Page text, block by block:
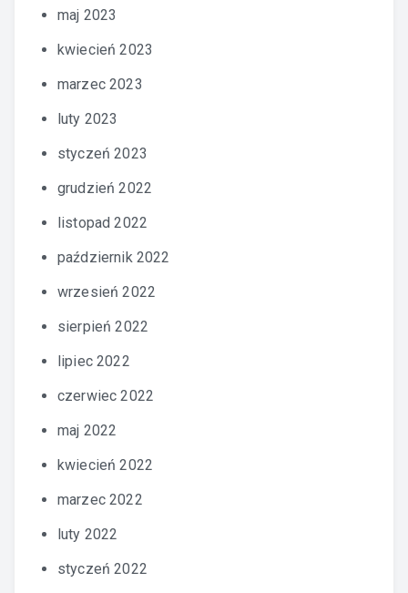
maj 2023
kwiecień 2023
marzec 2023
luty 2023
styczeń 2023
grudzień 2022
listopad 2022
październik 2022
wrzesień 2022
sierpień 2022
lipiec 2022
czerwiec 2022
maj 2022
kwiecień 2022
marzec 2022
luty 2022
styczeń 2022